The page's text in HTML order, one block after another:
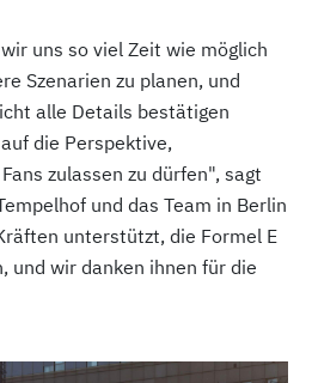
uns so viel Zeit wie möglich
Szenarien zu planen, und
alle Details bestätigen
die Perspektive,
zulassen zu dürfen", sagt
und das Team in Berlin
unterstützt, die Formel E
und wir danken ihnen für die